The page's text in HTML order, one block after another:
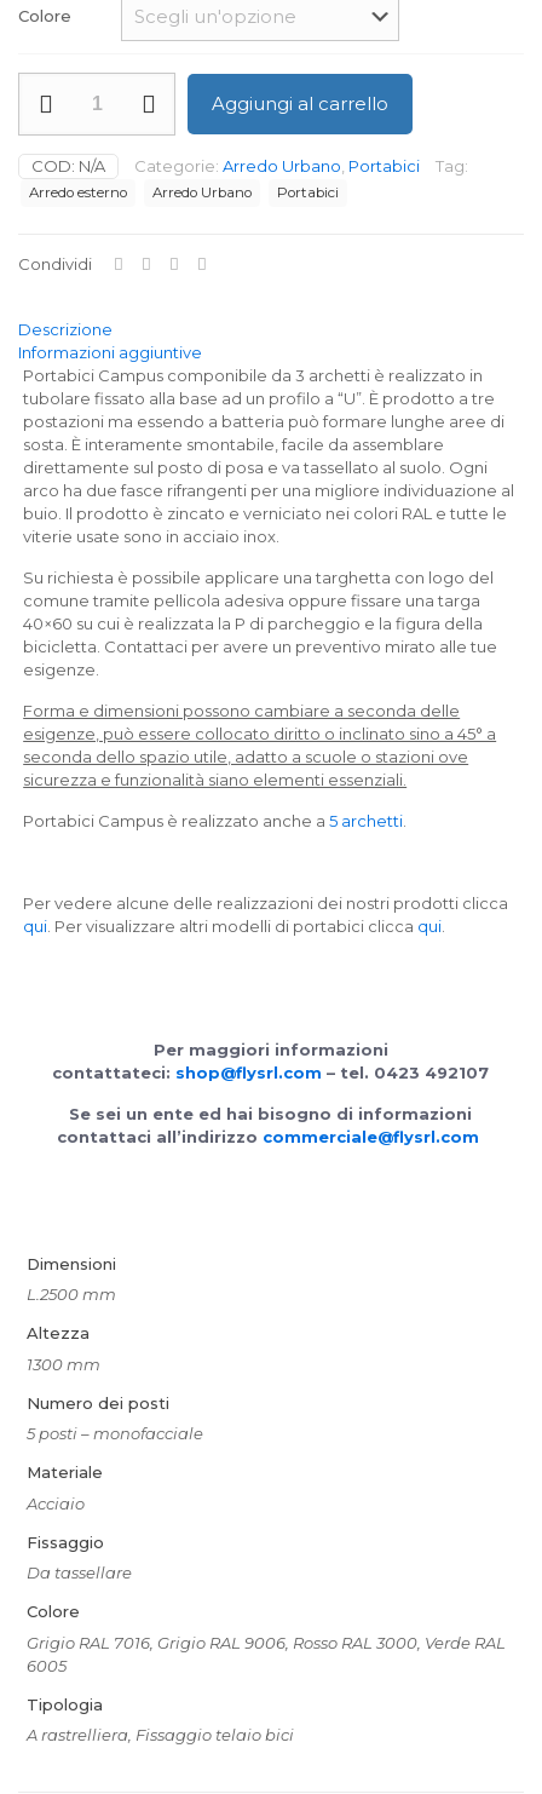
Colore
a
3
archetti
Aggiungi al carrello
COD: N/A Categorie: Arredo Urbano Portabici Tag:
Arredo esterno Arredo Urbano Portabici
Condividi
Descrizione
Informazioni aggiuntive
Portabici Campus componibile da 3 archetti è realizzato in
tubolare fissato alla base ad un profilo a “U”. È prodotto a tre
postazioni ma essendo a batteria può formare lunghe aree di
sosta. È interamente smontabile, facile da assemblare
direttamente sul posto di posa e va tassellato al suolo. Ogni
arco ha due fasce rifrangenti per una migliore individuazione al
buio. Il prodotto è zincato e verniciato nei colori RAL e tutte le
viterie usate sono in acciaio inox.
Su richiesta è possibile applicare una targhetta con logo del
comune tramite pellicola adesiva oppure fissare una targa
40×60 su cui è realizzata la P di parcheggio e la figura della
bicicletta. Contattaci per avere un preventivo mirato alle tue
esigenze.
Forma e dimensioni possono cambiare a seconda delle
esigenze, può essere collocato diritto o inclinato sino a 45° a
seconda dello spazio utile, adatto a scuole o stazioni ove
sicurezza e funzionalità siano elementi essenziali.
Portabici Campus è realizzato anche a5 archetti
Per vedere alcune delle realizzazioni dei nostri prodotti clicca
qui . Per visualizzare altri modelli di portabici clicca qui
Per maggiori informazioni
contattateci: shop@flysrl.com – tel. 0423 492107
Se sei un ente ed hai bisogno di informazioni
contattaci all’indirizzo commerciale@flysrl.com
Dimensioni
L.2500 mm
Altezza
1300 mm
Numero dei posti
5 posti – monofacciale
Materiale
Acciaio
Fissaggio
Da tassellare
Colore
Grigio RAL 7016, Grigio RAL 9006, Rosso RAL 3000, Verde RAL
6005
Tipologia
A rastrelliera, Fissaggio telaio bici